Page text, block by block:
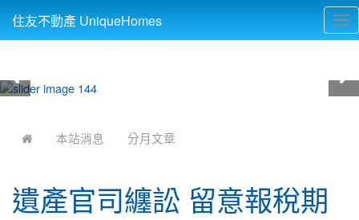
住友不動產 UniqueHomes
本站消息 分月文章
遺產官司纏訟 留意報稅期